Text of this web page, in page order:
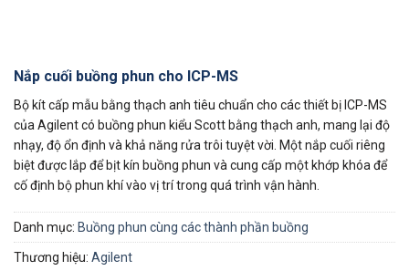
Nắp cuối buồng phun cho ICP-MS
Bộ kít cấp mẫu bằng thạch anh tiêu chuẩn cho các thiết bị ICP-MS
của Agilent có buồng phun kiểu Scott bằng thạch anh, mang lại độ
nhạy, độ ổn định và khả năng rửa trôi tuyệt vời. Một nắp cuối riêng
biệt được lắp để bịt kín buồng phun và cung cấp một khớp khóa để
cố định bộ phun khí vào vị trí trong quá trình vận hành.
Danh mục: Buồng phun cùng các thành phần buồng
Thương hiệu: Agilent